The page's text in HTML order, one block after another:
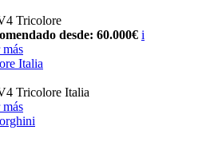
Tricolore
desde: 60.000€ i
Italia
Tricolore Italia